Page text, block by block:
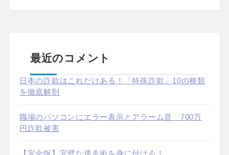
最近のコメント
日本の詐欺はこれだけある！「特殊詐欺」10の種類
を徹底解剖
職場のパソコンにエラー表示とアラーム音 700万
円詐欺被害